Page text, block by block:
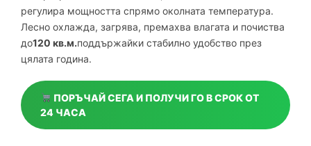
регулира мощността спрямо околната температура.
Лесно охлажда, загрява, премахва влагата и почиства
до120 кв.м.поддържайки стабилно удобство през
цялата година.
ПОРЪЧАЙ СЕГА И ПОЛУЧИ ГО В СРОК ОТ
24 ЧАСА